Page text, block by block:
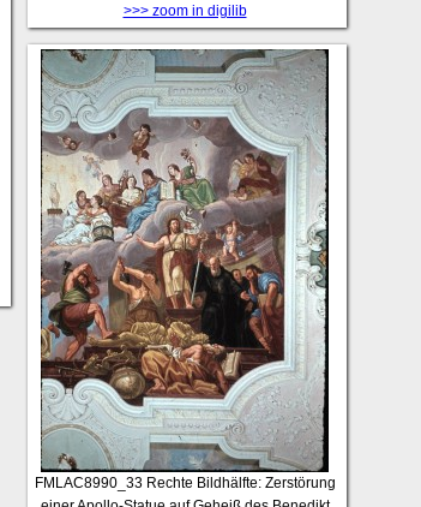
>>> zoom in digilib
FMLAC8990_33 Rechte Bildhälfte: Zerstörung